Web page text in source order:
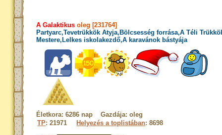
A Galaktikus oleg [231764]
Partyarc,Tevetrükkök Atyja,Bölcsesség forrása,A Téli
Mestere,Lelkes iskolakezdő,A karavánok bástyája
Életkora: 6286 nap Gazdája: oleg
TP: 21971 Helyezés a toplistában: 8698